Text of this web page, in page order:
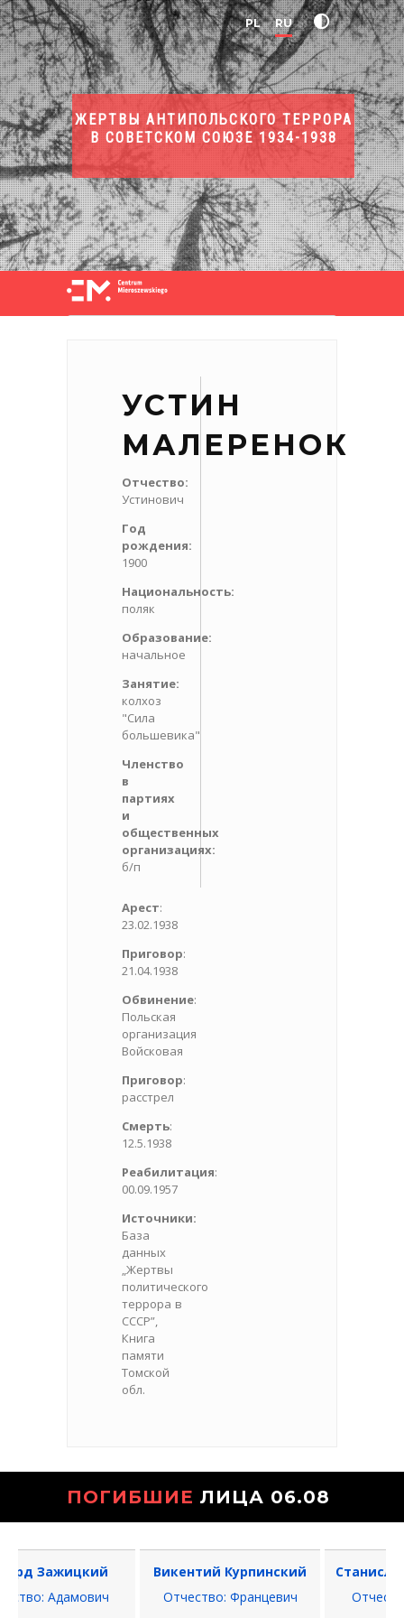
PL RU
ЖЕРТВЫ АНТИПОЛЬСКОГО ТЕРРОРА
В СОВЕТСКОМ СОЮЗЕ 1934-1938
УСТИН
МАЛЕРЕНОК
Отчество:
Устинович
Год
рождения:
1900
Национальность:
поляк
Образование:
начальное
Занятие:
колхоз
"Сила
большевика"
Членство
в
партиях
и
общественных
организациях:
б/п
Арест:
23.02.1938
Приговор:
21.04.1938
Обвинение:
Польская
организация
Войсковая
Приговор:
расстрел
Смерть:
12.5.1938
Реабилитация:
00.09.1957
Источники:
База
данных
„Жертвы
политического
террора в
СССР”,
Книга
памяти
Томской
обл.
ПОГИБШИЕ ЛИЦА 06.08
Зажицкий
Адамович
Викентий Курпинский
Отчество: Францевич
Станислав